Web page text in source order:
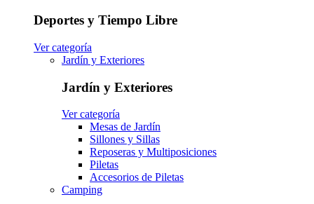
Deportes y Tiempo Libre
Ver categoría
Jardín y Exteriores
Jardín y Exteriores
Ver categoría
Mesas de Jardín
Sillones y Sillas
Reposeras y Multiposiciones
Piletas
Accesorios de Piletas
Camping